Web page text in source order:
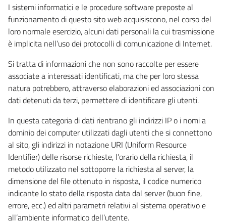
I sistemi informatici e le procedure software preposte al
funzionamento di questo sito web acquisiscono, nel corso del
loro normale esercizio, alcuni dati personali la cui trasmissione
è implicita nell’uso dei protocolli di comunicazione di Internet.
Si tratta di informazioni che non sono raccolte per essere
associate a interessati identificati, ma che per loro stessa
natura potrebbero, attraverso elaborazioni ed associazioni con
dati detenuti da terzi, permettere di identificare gli utenti.
In questa categoria di dati rientrano gli indirizzi IP o i nomi a
dominio dei computer utilizzati dagli utenti che si connettono
al sito, gli indirizzi in notazione URI (Uniform Resource
Identifier) delle risorse richieste, l’orario della richiesta, il
metodo utilizzato nel sottoporre la richiesta al server, la
dimensione del file ottenuto in risposta, il codice numerico
indicante lo stato della risposta data dal server (buon fine,
errore, ecc.) ed altri parametri relativi al sistema operativo e
all’ambiente informatico dell’utente.